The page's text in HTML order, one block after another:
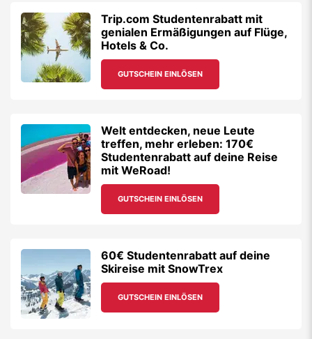
Trip.com Studentenrabatt mit
genialen Ermäßigungen auf Flüge,
Hotels & Co.
GUTSCHEIN EINLÖSEN
Welt entdecken, neue Leute
treffen, mehr erleben: 170€
Studentenrabatt auf deine Reise
mit WeRoad!
GUTSCHEIN EINLÖSEN
60€ Studentenrabatt auf deine
Skireise mit SnowTrex
GUTSCHEIN EINLÖSEN